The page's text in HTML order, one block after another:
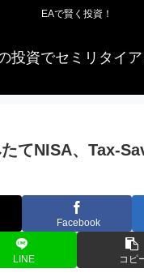
EAで賢く投資！
投資でセミリタイ
てNISA、Tax-
Facebook
LINE コピ